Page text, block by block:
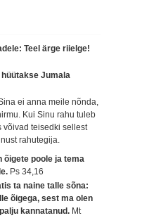
Teel ärge riielge!
Jumala
ei anna meile nõnda,
Kui Sinu rahu tuleb
võivad teisedki sellest
rahutegija.
õigete poole ja tema
Ps 34,16
ta naine talle sõna:
õigega, sest ma olen
kannatanud. Mt